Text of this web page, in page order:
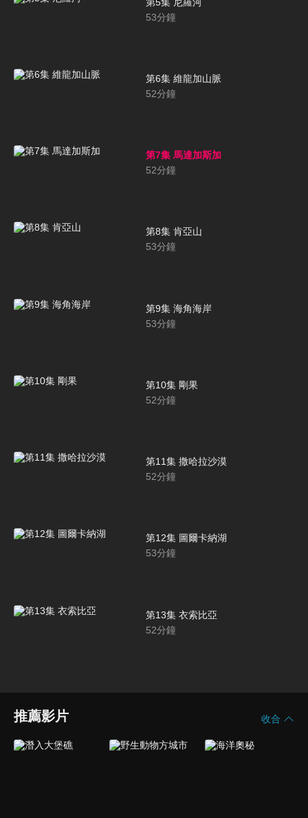
53分鐘
第6集 維龍加山脈
52分鐘
第7集 馬達加斯加
52分鐘
第8集 肯亞山
53分鐘
第9集 海角海岸
53分鐘
第10集 剛果
52分鐘
第11集 撒哈拉沙漠
52分鐘
第12集 圖爾卡納湖
53分鐘
第13集 衣索比亞
52分鐘
推薦影片 收合